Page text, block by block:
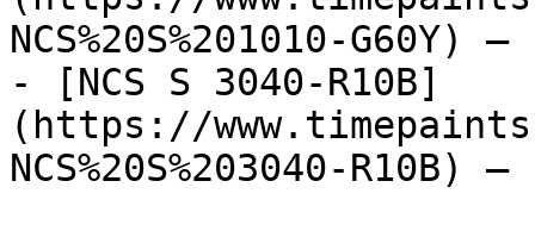
NCS%20S%201010-G60Y)
- [NCS S 3040-R10B]
(https://
NCS%20S%203040-R10B)